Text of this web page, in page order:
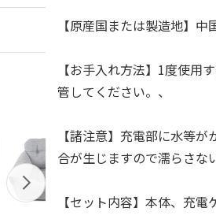
【原産国または製造地】中
【お手入れ方法】1度使用
管してください。、
【諸注意】充電部に水等
合が生じますので濡らさな
【セット内容】本体、充